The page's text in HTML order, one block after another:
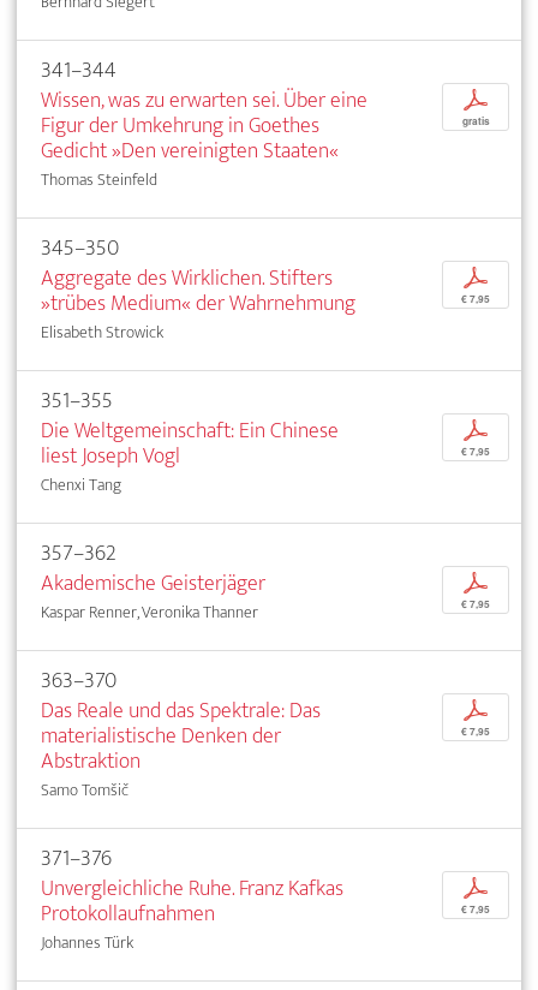
341–344
Wissen, was zu erwarten sei. Über eine
Figur der Umkehrung in Goethes
Gedicht »Den vereinigten Staaten«
Thomas Steinfeld
p
gratis
345–350
Aggregate des Wirklichen. Stifters
»trübes Medium« der Wahrnehmung
Elisabeth Strowick
p
€ 7,95
351–355
Die Weltgemeinschaft: Ein Chinese
liest Joseph Vogl
Chenxi Tang
p
€ 7,95
357–362
Akademische Geisterjäger
Kaspar Renner, Veronika Thanner
p
€ 7,95
363–370
Das Reale und das Spektrale: Das
materialistische Denken der
Abstraktion
Samo Tomšič
p
€ 7,95
371–376
Unvergleichliche Ruhe. Franz Kafkas
Protokollaufnahmen
Johannes Türk
p
€ 7,95